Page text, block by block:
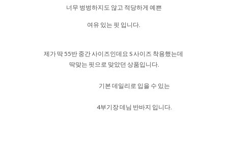
너무 벙벙하지도 않고 적당하게 예쁜
여유 있는 핏 입니다.
제가 딱 55반 중간 사이즈인데요 S 사이즈 착용했는데
딱맞는 핏으로 맞았던 상품입니다.
기본 데일리로 입을 수 있는
4부기장 데님 반바지 입니다.